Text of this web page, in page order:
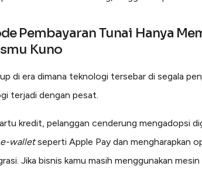
Pembayaran Tunai Hanya
Kuno
di era dimana teknologi tersebar di segala
terjadi dengan pesat.
kredit, pelanggan cenderung mengadopsi
e-walletseperti Apple Pay dan mengharapkan
Jika bisnis kamu masih menggunakan